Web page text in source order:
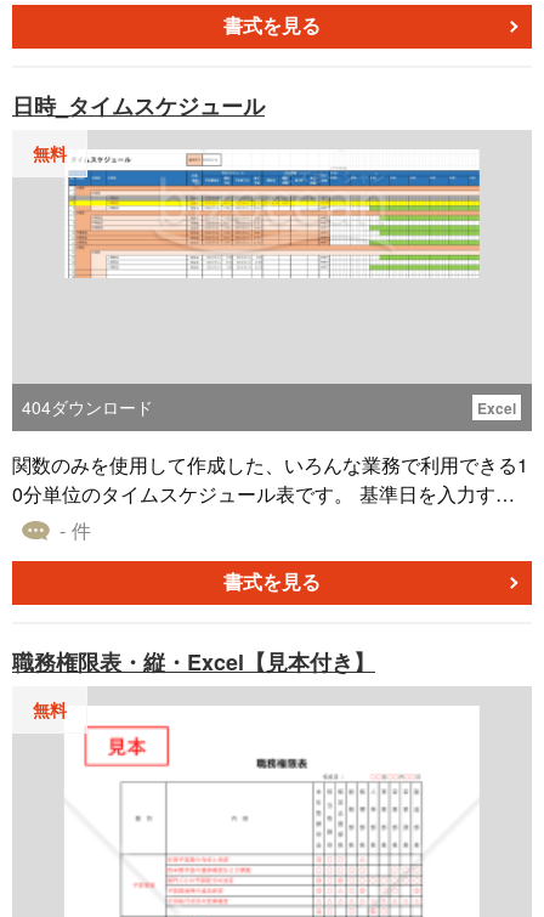
書式を見る
日時_タイムスケジュール
無料
404ダウンロード Excel
関数のみを使用して作成した、いろんな業務で利用できる1
0分単位のタイムスケジュール表です。 基準日を入力する
ことで、自動で基準日から5日間分のタイムスケジュール表
始予定と予定終了日/終了予定を入力することで、ガントチ
ャートのように10分単位の線が引かれる仕様となります。
- 件
書式を見る
職務権限表・縦・Excel【見本付き】
無料